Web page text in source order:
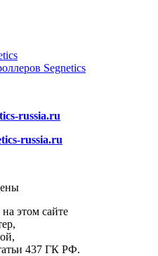
Segnetics
russia.ru
russia.ru
этом сайте
437 ГК РФ.